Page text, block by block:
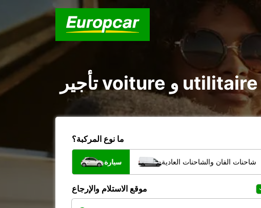
ما نوع المركبة؟
سيارة شاحنات الفان والشاحنات العادية
موقع الاستلام والإرجاع